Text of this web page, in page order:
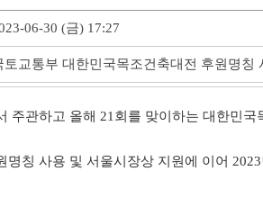
06-30 (금) 17:27
토교통부 대한민국목조건축대전 후원명칭
주관하고 올해 21회를 맞이하는 대한민
명칭 사용 및 서울시장상 지원에 이어